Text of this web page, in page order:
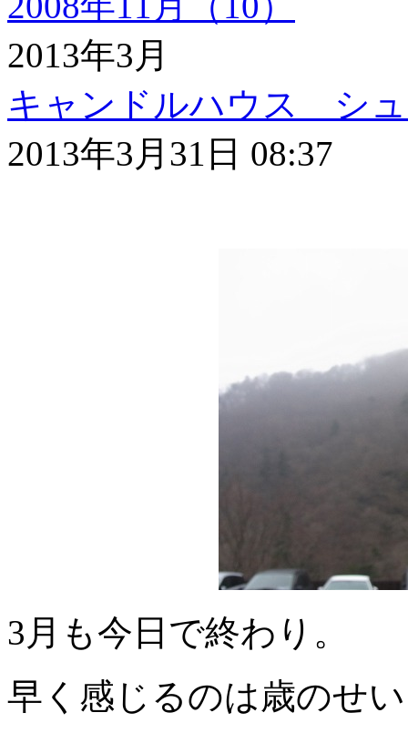
2013年3月
キャンドルハウス シ
2013年3月31日 08:37
3月も今日で終わり。
早く感じるのは歳のせ